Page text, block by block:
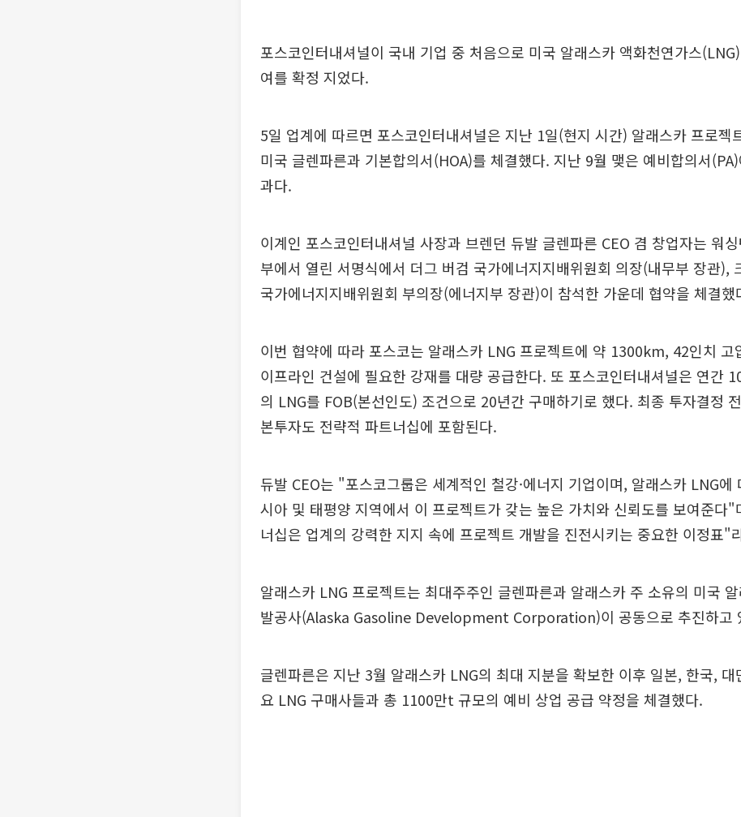
포스코인터내셔널이 국내 기업 중 처음으로 미국 알래스카 액화천연가스
여를 확정 지었다.
5일 업계에 따르면 포스코인터내셔널은 지난 1일(현지 시간) 알래스카 프로젝
미국 글렌파른과 기본합의서(HOA)를 체결했다. 지난 9월 맺은 예비합의서
과다.
이계인 포스코인터내셔널 사장과 브렌던 듀발 글렌파른 CEO 겸 창업자는 워
부에서 열린 서명식에서 더그 버검 국가에너지지배위원회 의장(내무부 장관),
국가에너지지배위원회 부의장(에너지부 장관)이 참석한 가운데 협약을 체결했
이번 협약에 따라 포스코는 알래스카 LNG 프로젝트에 약 1300km, 42인치 고
이프라인 건설에 필요한 강재를 대량 공급한다. 또 포스코인터내셔널은 연간
의 LNG를 FOB(본선인도) 조건으로 20년간 구매하기로 했다. 최종 투자결정
본투자도 전략적 파트너십에 포함된다.
듀발 CEO는 "포스코그룹은 세계적인 철강·에너지 기업이며, 알래스카 LNG에
시아 및 태평양 지역에서 이 프로젝트가 갖는 높은 가치와 신뢰도를 보여준다
너십은 업계의 강력한 지지 속에 프로젝트 개발을 진전시키는 중요한 이정표"
알래스카 LNG 프로젝트는 최대주주인 글렌파른과 알래스카 주 소유의 미국
발공사(Alaska Gasoline Development Corporation)이 공동으로 추진하고
글렌파른은 지난 3월 알래스카 LNG의 최대 지분을 확보한 이후 일본, 한국, 대
요 LNG 구매사들과 총 1100만t 규모의 예비 상업 공급 약정을 체결했다.